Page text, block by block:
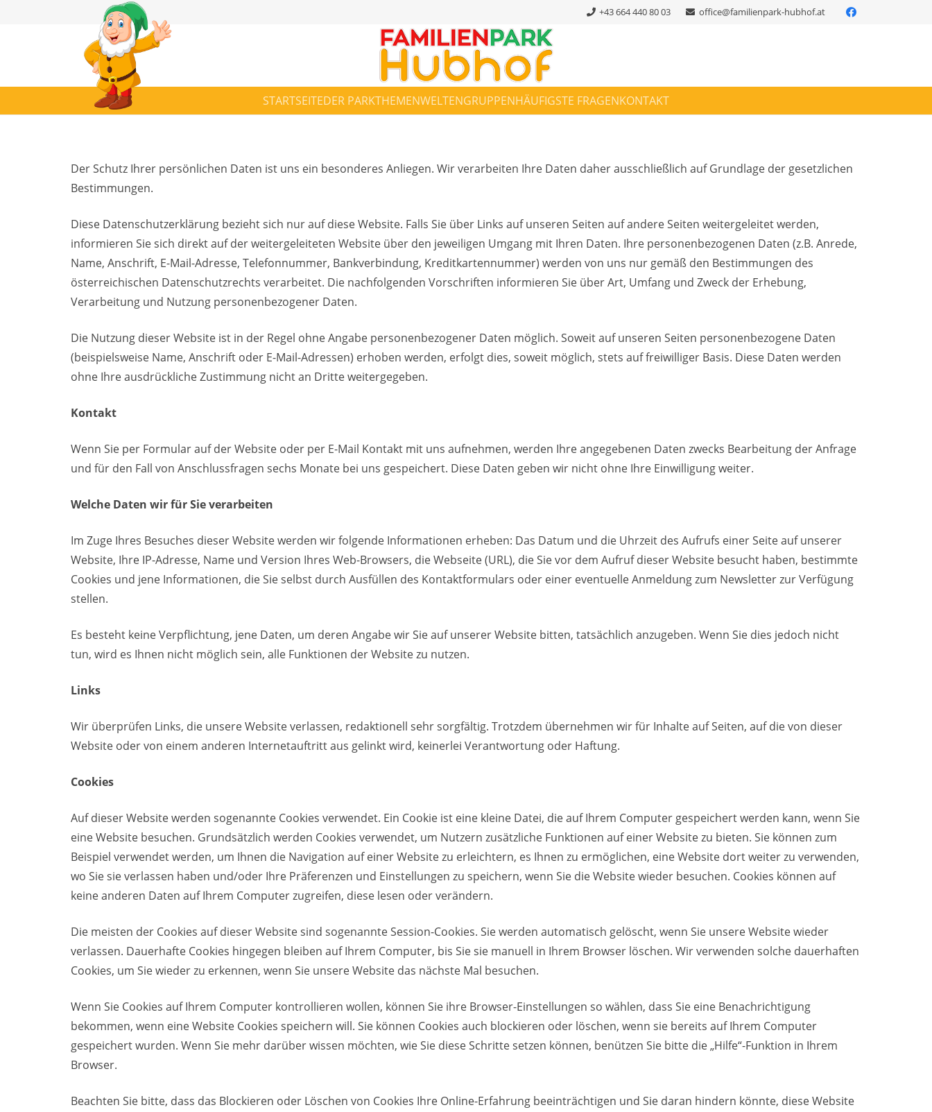
+43 664 440 80 03 office@familienpark-hubhof.at
STARTSEITEDER PARKTHEMENWELTENGRUPPENHÄUFIGSTE FRAGENKONTAKT
Der Schutz Ihrer persönlichen Daten ist uns ein besonderes Anliegen. Wir verarbeiten Ihre Daten daher ausschließlich auf Grundlage der gesetzlichen
Bestimmungen.
Diese Datenschutzerklärung bezieht sich nur auf diese Website. Falls Sie über Links auf unseren Seiten auf andere Seiten weitergeleitet werden,
informieren Sie sich direkt auf der weitergeleiteten Website über den jeweiligen Umgang mit Ihren Daten. Ihre personenbezogenen Daten (z.B. Anrede,
Name, Anschrift, E-Mail-Adresse, Telefonnummer, Bankverbindung, Kreditkartennummer) werden von uns nur gemäß den Bestimmungen des
österreichischen Datenschutzrechts verarbeitet. Die nachfolgenden Vorschriften informieren Sie über Art, Umfang und Zweck der Erhebung,
Verarbeitung und Nutzung personenbezogener Daten.
Die Nutzung dieser Website ist in der Regel ohne Angabe personenbezogener Daten möglich. Soweit auf unseren Seiten personenbezogene Daten
(beispielsweise Name, Anschrift oder E-Mail-Adressen) erhoben werden, erfolgt dies, soweit möglich, stets auf freiwilliger Basis. Diese Daten werden
ohne Ihre ausdrückliche Zustimmung nicht an Dritte weitergegeben.
Kontakt
Wenn Sie per Formular auf der Website oder per E-Mail Kontakt mit uns aufnehmen, werden Ihre angegebenen Daten zwecks Bearbeitung der Anfrage
und für den Fall von Anschlussfragen sechs Monate bei uns gespeichert. Diese Daten geben wir nicht ohne Ihre Einwilligung weiter.
Welche Daten wir für Sie verarbeiten
Im Zuge Ihres Besuches dieser Website werden wir folgende Informationen erheben: Das Datum und die Uhrzeit des Aufrufs einer Seite auf unserer
Website, Ihre IP-Adresse, Name und Version Ihres Web-Browsers, die Webseite (URL), die Sie vor dem Aufruf dieser Website besucht haben, bestimmte
Cookies und jene Informationen, die Sie selbst durch Ausfüllen des Kontaktformulars oder einer eventuelle Anmeldung zum Newsletter zur Verfügung
stellen.
Es besteht keine Verpflichtung, jene Daten, um deren Angabe wir Sie auf unserer Website bitten, tatsächlich anzugeben. Wenn Sie dies jedoch nicht
tun, wird es Ihnen nicht möglich sein, alle Funktionen der Website zu nutzen.
Links
Wir überprüfen Links, die unsere Website verlassen, redaktionell sehr sorgfältig. Trotzdem übernehmen wir für Inhalte auf Seiten, auf die von dieser
Website oder von einem anderen Internetauftritt aus gelinkt wird, keinerlei Verantwortung oder Haftung.
Cookies
Auf dieser Website werden sogenannte Cookies verwendet. Ein Cookie ist eine kleine Datei, die auf Ihrem Computer gespeichert werden kann, wenn Sie
eine Website besuchen. Grundsätzlich werden Cookies verwendet, um Nutzern zusätzliche Funktionen auf einer Website zu bieten. Sie können zum
Beispiel verwendet werden, um Ihnen die Navigation auf einer Website zu erleichtern, es Ihnen zu ermöglichen, eine Website dort weiter zu verwenden,
wo Sie sie verlassen haben und/oder Ihre Präferenzen und Einstellungen zu speichern, wenn Sie die Website wieder besuchen. Cookies können auf
keine anderen Daten auf Ihrem Computer zugreifen, diese lesen oder verändern.
Die meisten der Cookies auf dieser Website sind sogenannte Session-Cookies. Sie werden automatisch gelöscht, wenn Sie unsere Website wieder
verlassen. Dauerhafte Cookies hingegen bleiben auf Ihrem Computer, bis Sie sie manuell in Ihrem Browser löschen. Wir verwenden solche dauerhaften
Cookies, um Sie wieder zu erkennen, wenn Sie unsere Website das nächste Mal besuchen.
Wenn Sie Cookies auf Ihrem Computer kontrollieren wollen, können Sie ihre Browser-Einstellungen so wählen, dass Sie eine Benachrichtigung
bekommen, wenn eine Website Cookies speichern will. Sie können Cookies auch blockieren oder löschen, wenn sie bereits auf Ihrem Computer
gespeichert wurden. Wenn Sie mehr darüber wissen möchten, wie Sie diese Schritte setzen können, benützen Sie bitte die „Hilfe“-Funktion in Ihrem
Browser.
Beachten Sie bitte, dass das Blockieren oder Löschen von Cookies Ihre Online-Erfahrung beeinträchtigen und Sie daran hindern könnte, diese Website